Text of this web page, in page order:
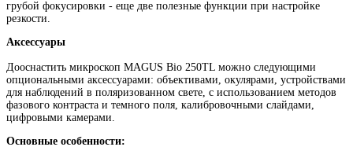
грубой фокусировки - еще две полезные функции при настройке
резкости.
Аксессуары
Дооснастить микроскоп MAGUS Bio 250TL можно следующими
опциональными аксессуарами: объективами, окулярами, устройствами
для наблюдений в поляризованном свете, с использованием методов
фазового контраста и темного поля, калибровочными слайдами,
цифровыми камерами.
Основные особенности: